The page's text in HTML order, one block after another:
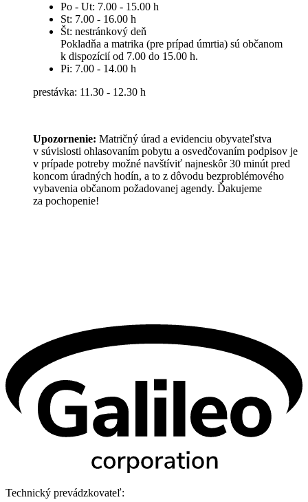
Po - Ut: 7.00 - 15.00 h
St: 7.00 - 16.00 h
Št: nestránkový deň
Pokladňa a matrika (pre prípad úmrtia) sú občanom
k dispozícií od 7.00 do 15.00 h.
Pi: 7.00 - 14.00 h
prestávka: 11.30 - 12.30 h
Upozornenie: Matričný úrad a evidenciu obyvateľstva
v súvislosti ohlasovaním pobytu a osvedčovaním podpisov je
v prípade potreby možné navštíviť najneskôr 30 minút pred
koncom úradných hodín, a to z dôvodu bezproblémového
vybavenia občanom požadovanej agendy. Ďakujeme
za pochopenie!
Technický prevádzkovateľ: